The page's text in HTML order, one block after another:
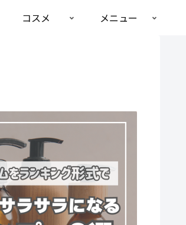
コスメ メニュー